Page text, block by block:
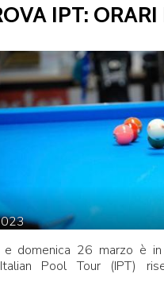
IPT:
domenica 26 marzo è
Pool Tour (IPT)